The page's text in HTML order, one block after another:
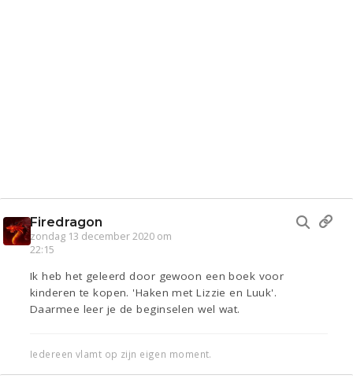
Firedragon
zondag 13 december 2020 om
22:15
Ik heb het geleerd door gewoon een boek voor
kinderen te kopen. 'Haken met Lizzie en Luuk'.
Daarmee leer je de beginselen wel wat.
Iedereen vlamt op zijn eigen moment.